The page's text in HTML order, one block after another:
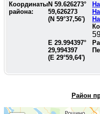
Координаты
района:
N 59.626273°
59,626273
(N 59°37,56')
E 29.994397°
29,994397
(E 29°59,64')
Район